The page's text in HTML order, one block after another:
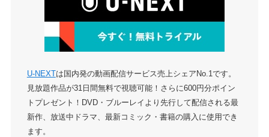
U-NEXTは国内発の動画配信サービス売上シェアNo.1です。
見放題作品が31日間無料で視聴可能！さらに600円分ポイン
トプレゼント！DVD・ブルーレイより先行して配信される最
新作、放送中ドラマ、最新コミック・書籍の購入に使用でき
ます。